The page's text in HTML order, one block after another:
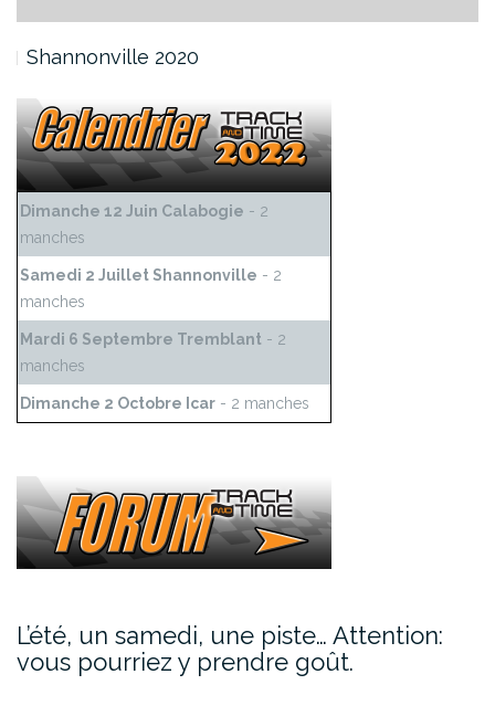
Shannonville 2020
Dimanche 12 Juin Calabogie - 2
manches
Samedi 2 Juillet Shannonville - 2
manches
Mardi 6 Septembre Tremblant - 2
manches
Dimanche 2 Octobre Icar - 2 manches
L’été, un samedi, une piste… Attention:
vous pourriez y prendre goût.